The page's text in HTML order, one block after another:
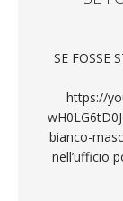
SE FOSSE
https://
bianco-
nell’ufficio